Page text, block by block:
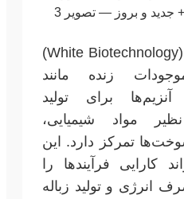
زیست فناوری صنعتی (White Biotechnology)
زنده مانند
آنزیم‌ها برای تولید
مواد شیمیایی،
تمرکز دارد. این
کارایی فرآیندها را
انرژی و تولید زباله